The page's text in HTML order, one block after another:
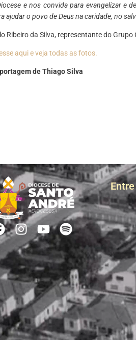
e nos convida para evangelizar e
ajudar o povo de Deus na caridade, no
Ribeiro da Silva, representante do
aqui e veja todas as fotos.
de Thiago Silva